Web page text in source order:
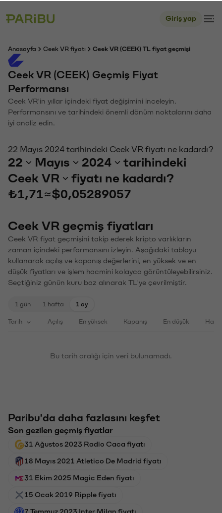
Giriş yap
Anasayfa Ceek VR fiyatı Ceek VR (CEEK) TL fiyat geçmişi
Ceek VR (CEEK) Geçmiş Fiyat
Performansı
Ceek VR'in yıllar içindeki fiyat değişimini inceleyin.
Performansını ve tarihindeki önemli dönüm noktalarını daha
iyi analiz edin.
22 Mayıs 2024 tarihindeki Ceek VR fiyatı ne kadardı?
22 Mayıs 2024
tarihindeki
Ceek VR
fiyatı ne kadardı?
₺1,71 ≈$0,05289057
Ceek VR geçmiş fiyatları
Ceek VR fiyat geçmişini takip ederek kripto varlıkların
zaman içindeki performansını izleyin. Aşağıdaki tabloyu
kullanarak açılış ve kapanış değerlerini, en yüksek ve en
düşük fiyatları ve işlem hacmini kolayca görüntüleyebilirsiniz.
Seçtiğiniz günün kuru baz alınarak TL'ye çevrilmiştir.
1 gün 1 hafta 1 ay
Tarih Açılış En yüksek Kapanış En düşük
Bu tarih aralığı için veri bulunamadı.
Paribu'da daha fazlasını keşfet
Son gezilen geçmiş fiyatlar
31 Ağustos 2023 Radio Caca fiyatı
18 Mayıs 2021 Atletico De Madrid fiyatı
31 Ekim 2025 Magic Eden fiyatı
15 Ocak 2019 Ripple fiyatı
7 Temmuz 2023 Inter Milan fiyatı